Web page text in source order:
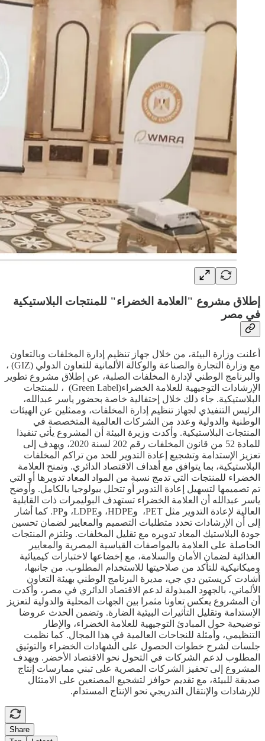
إطلاق مشروع "العلامة الخضراء" للمنتجات البلاستيكية
في مصر
أعلنت وزارة البيئة، من خلال جهاز تنظيم إدارة المخلفات وبالتعاون
مع وزارة التجارة والصناعة والوكالة الألمانية للتعاون الدولي (GIZ) ،
والبرنامج الوطني لإدارة المخلفات الصلبة، عن إطلاق مشروع تطوير
الإرشادات التوجيهية للعلامة الخضراء(Green Label) ، للمنتجات
البلاستيكية. جاء ذلك خلال إحتفالية خاصة بحضور ياسر عبدالله،
الرئيس التنفيذي لجهاز تنظيم إدارة المخلفات، وممثلين عن الهيئات
الوطنية والدولية وعدد من الشركات العالمية المتخصصة في
المنتجات البلاستيكية. وأكدت وزيرة البيئة أن المشروع يأتي تنفيذا
للمادة 52 من قانون المخلفات رقم 202 لسنة 2020، ويهدف إلى
تعزيز الإستدامة وتشجيع إعادة التدوير للحد من تراكم المخلفات
البلاستيكية، بما يتوافق مع أهداف الاقتصاد الدائري. وتمنح العلامة
الخضراء للمنتجات التي تدمج نسبة من المواد المعاد تدويرها أو التي
تم تصميمها لتسهيل إعادة التدوير أو تتحلل بيولوجيا بالكامل. وأوضح
ياسر عبدالله أن العلامة الخضراء تستهدف البوليمرات ذات القابلية
العالية لإعادة التدوير مثل PET، وHDPE، وLDPE، وPP. كما أشار
إلى أن الإرشادات تحدد متطلبات التصميم والمعايير لضمان تحسين
جودة البلاستيك المعاد تدويره مع تقليل المخلفات. وتلتزم المنتجات
الحاصلة على العلامة بالمواصفات القياسية المصرية والمعايير
الغذائية لضمان الأمان والسلامة، مع إخضاعها لاختبارات كيميائية
وميكانيكية للتأكد من صلاحيتها للاستخدام المطلوب. من جانبها،
أشادت كريستين دي جي، مديرة البرنامج الوطني بهيئة التعاون
الألماني، بالجهود المبذولة لدعم الاقتصاد الدائري في مصر، وأكدت
أن المشروع يعكس تعاونا مثمرا بين الجهات المحلية والدولية لتعزيز
الإستدامة وتقليل التأثيرات البيئية الضارة. وتضمن الحدث عروضا
توضيحية حول المبادئ التوجيهية للعلامة الخضراء، والإطار
التنظيمي، وأمثلة للنجاحات العالمية في هذا المجال. كما نظمت
جلسات لشرح خطوات الحصول على الشهادات الخضراء والتوثيق
المطلوب لدعم الشركات في التحول نحو الاقتصاد الأخضر. ويهدف
المشروع إلى تحفيز الشركات المصرية على تبني ممارسات إنتاج
صديقة للبيئة، مع تقديم حوافز لتشجيع المصنعين على الامتثال
للإرشادات والإنتقال التدريجي نحو الإنتاج المستدام.
Share